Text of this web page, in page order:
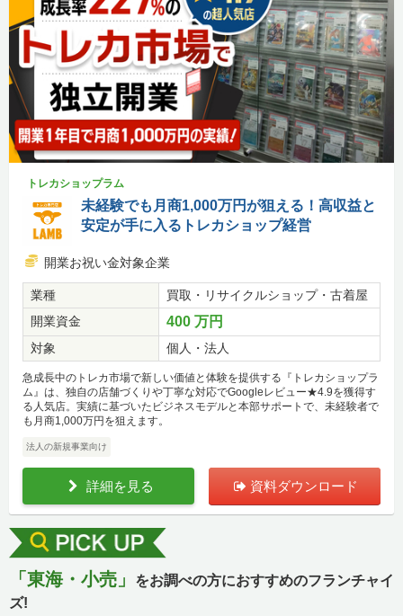
トレカショップラム
未経験でも月商1,000万円が狙える！高収益と
安定が手に入るトレカショップ経営
開業お祝い金対象企業
業種
買取・リサイクルショップ・古着屋
開業資金
400 万円
対象 個人・法人
急成長中のトレカ市場で新しい価値と体験を提供する『トレカショップラ
ム』は、独自の店舗づくりや丁寧な対応でGoogleレビュー★4.9を獲得す
る人気店。実績に基づいたビジネスモデルと本部サポートで、未経験者で
も月商1,000万円を狙えます。
法人の新規事業向け
詳細を見る 資料ダウンロード
「東海・小売」
をお調べの方におすすめのフランチャイ
ズ!